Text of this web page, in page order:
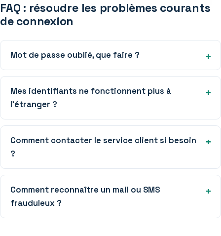
FAQ : résoudre les problèmes courants
de connexion
Mot de passe oublié, que faire ?
Mes identifiants ne fonctionnent plus à
l’étranger ?
Comment contacter le service client si besoin
?
Comment reconnaître un mail ou SMS
frauduleux ?